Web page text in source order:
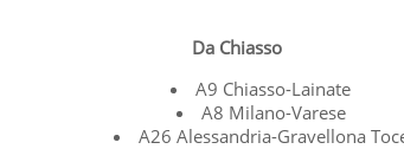
Da Chiasso
A9 Chiasso-Lainate
A8 Milano-Varese
A26 Alessandria-Gravellona